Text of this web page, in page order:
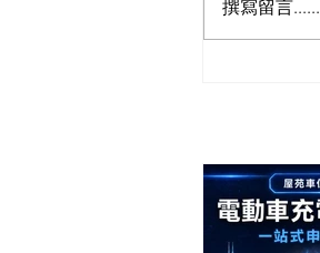
撰寫留言......